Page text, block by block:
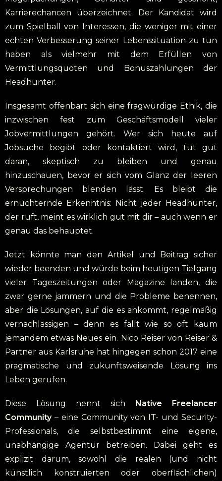
Karrierechancen überzeichnet. Der Kandidat wird
zum Spielball von Interessen, die weniger mit einer
echten Verbesserung seiner Lebenssituation zu tun
haben als vielmehr mit dem Erfüllen von
Vermittlungsquoten und Bonuszahlungen der
Headhunter.
Insgesamt offenbart sich eine fragwürdige Ethik, die
inzwischen fest zum Geschäftsmodell vieler
Jobvermittlungen gehört. Wer sich heute auf
Jobsuche begibt oder kontaktiert wird, tut gut
daran, skeptisch zu bleiben und genau
hinzuschauen, bevor er sich vom Glanz der leeren
Versprechungen blenden lässt. Es bleibt die
ernüchternde Erkenntnis: Nicht jeder Headhunter,
der ruft, meint es wirklich gut mit dir – auch wenn er
genau das behauptet.
Jetzt könnte man den Artikel und Beitrag sicher
wieder beenden und würde beim heutigen Tiefgang
vieler Tageszeitungen oder Magazine landen, die
zwar gerne jammern und die Probleme benennen,
aber die Lösungen, auf die es ankommt, regelmäßig
vernachlässigen – denn es fällt wie so oft kaum
jemandem etwas Neues ein. Nico Reiser von Reiser &
Partner aus Karlsruhe hat hingegen schon 2017 eine
pragmatische und zukunftsweisende Lösung ins
Leben gerufen.
Diese Lösung nennt sich Native Freelancer
Community– eine Community von IT- und Security-
Professionals, die selbstbestimmt eine eigene,
unabhängige Agentur betreiben. Dabei geht es
explizit darum, sowohl die realen (und nicht
künstlich konstruierten oder oberflächlichen)